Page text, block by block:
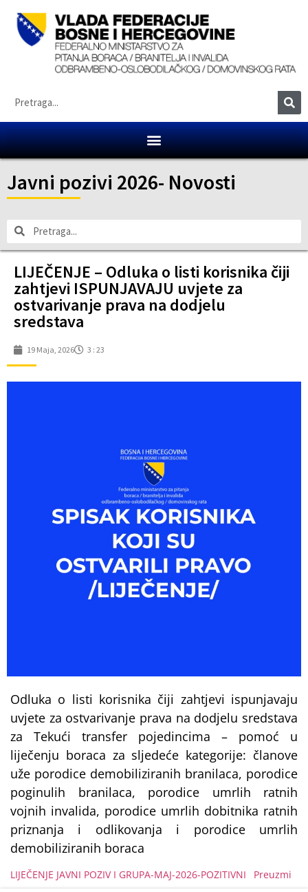
Javni pozivi 2026- Novosti
LIJEČENJE – Odluka o listi korisnika čiji
zahtjevi ISPUNJAVAJU uvjete za
ostvarivanje prava na dodjelu
sredstava
19 Maja, 2026 3 : 23
Odluka o listi korisnika čiji zahtjevi ispunjavaju
uvjete za ostvarivanje prava na dodjelu sredstava
za Tekući transfer pojedincima – pomoć u
liječenju boraca za sljedeće kategorije: članove
uže porodice demobiliziranih branilaca, porodice
poginulih branilaca, porodice umrlih ratnih
vojnih invalida, porodice umrlih dobitnika ratnih
priznanja i odlikovanja i porodice umrlih
demobiliziranih boraca
LIJEČENJE JAVNI POZIV I GRUPA-MAJ-2026-POZITIVNI Preuzmi